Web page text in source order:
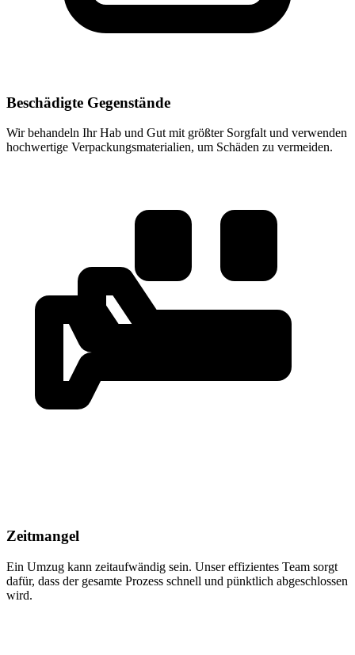
Beschädigte Gegenstände
Wir behandeln Ihr Hab und Gut mit größter Sorgfalt und verwenden
hochwertige Verpackungsmaterialien, um Schäden zu vermeiden.
Zeitmangel
Ein Umzug kann zeitaufwändig sein. Unser effizientes Team sorgt
dafür, dass der gesamte Prozess schnell und pünktlich abgeschlossen
wird.